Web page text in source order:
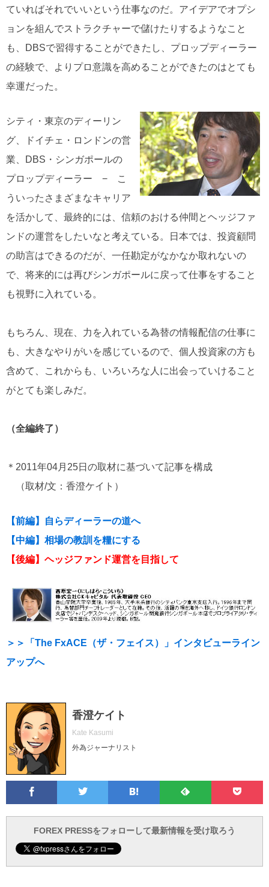
ていればそれでいいという仕事なのだ。アイデアでオプシ
ョンを組んでストラクチャーで儲けたりするようなこと
も、DBSで習得することができたし、プロップディーラー
の経験で、よりプロ意識を高めることができたのはとても
幸運だった。
シティ・東京のディーリン
グ、ドイチェ・ロンドンの営
業、DBS・シンガポールの
プロップディーラー − こ
ういったさまざまなキャリア
を活かして、最終的には、信頼のおける仲間とヘッジファ
ンドの運営をしたいなと考えている。日本では、投資顧問
の助言はできるのだが、一任勘定がなかなか取れないの
で、将来的には再びシンガポールに戻って仕事をすること
も視野に入れている。
もちろん、現在、力を入れている為替の情報配信の仕事に
も、大きなやりがいを感じているので、個人投資家の方も
含めて、これからも、いろいろな人に出会っていけること
がとても楽しみだ。
（全編終了）
＊2011年04月25日の取材に基づいて記事を構成
（取材/文：香澄ケイト）
【前編】自らディーラーの道へ
【中編】相場の教訓を糧にする
【後編】ヘッジファンド運営を目指して
＞＞「The FxACE（ザ・フェイス）」インタビューライン
アップへ
香澄ケイト
Kate Kasumi
外為ジャーナリスト
Twitter
て
ブ
で
ォ
ロ
ー
で
と
で
FOREX PRESSをフォローして最新情報を受け取ろう